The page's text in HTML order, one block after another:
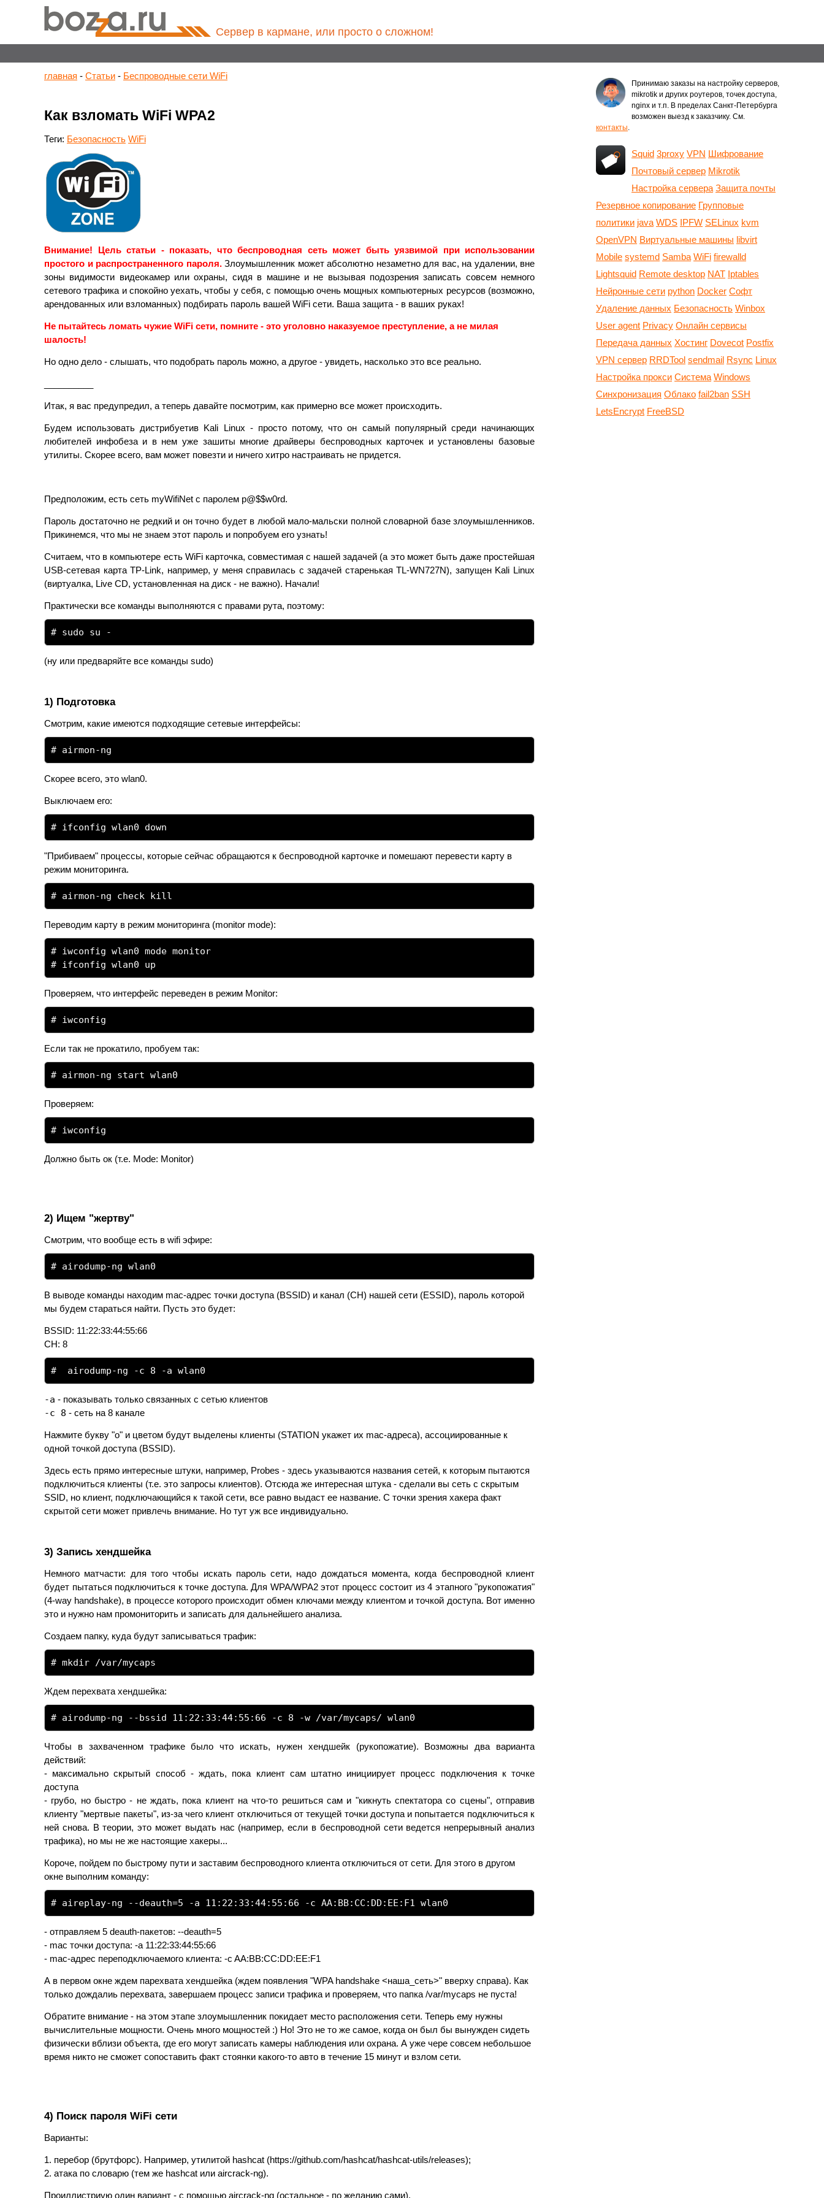
Сервер в кармане, или просто о сложном!
главная - Статьи - Беспроводные сети WiFi
Как взломать WiFi WPA2
Теги: Безопасность WiFi
Внимание!
Цель статьи - показать, что беспроводная сеть может быть уязвимой при использовании
простого и распространенного пароля.Злоумышленник может абсолютно незаметно для вас, на удалении, вне
зоны видимости видеокамер или охраны, сидя в машине и не вызывая подозрения записать совсем немного
сетевого трафика и спокойно уехать, чтобы у себя, с помощью очень мощных компьютерных ресурсов (возможно,
арендованных или взломанных) подбирать пароль вашей WiFi сети. Ваша защита - в ваших руках!
Не пытайтесь ломать чужие WiFi сети, помните - это уголовно наказуемое преступление, а не милая
шалость!
Но одно дело - слышать, что подобрать пароль можно, а другое - увидеть, насколько это все реально.
Итак, я вас предупредил, а теперь давайте посмотрим, как примерно все может происходить.
Будем использовать дистрибуетив Kali Linux - просто потому, что он самый популярный среди начинающих
любителей инфобеза и в нем уже зашиты многие драйверы беспроводных карточек и установлены базовые
утилиты. Скорее всего, вам может повезти и ничего хитро настраивать не придется.
Предположим, есть сеть myWifiNet с паролем p@$$w0rd.
Пароль достаточно не редкий и он точно будет в любой мало-мальски полной словарной базе злоумышленников.
Прикинемся, что мы не знаем этот пароль и попробуем его узнать!
Считаем, что в компьютере есть WiFi карточка, совместимая с нашей задачей (а это может быть даже простейшая
USB-сетевая карта TP-Link, например, у меня справилась с задачей старенькая TL-WN727N), запущен Kali Linux
(виртуалка, Live CD, установленная на диск - не важно). Начали!
Практически все команды выполняются с правами рута, поэтому:
# sudo su -
(ну или предваряйте все команды sudo)
1) Подготовка
Смотрим, какие имеются подходящие сетевые интерфейсы:
# airmon-ng
Скорее всего, это wlan0.
Выключаем его:
# ifconfig wlan0 down
"Прибиваем" процессы, которые сейчас обращаются к беспроводной карточке и помешают перевести карту в
режим мониторинга.
# airmon-ng check kill
Переводим карту в режим мониторинга (monitor mode):
# iwconfig wlan0 mode monitor
# ifconfig wlan0 up
Проверяем, что интерфейс переведен в режим Monitor:
# iwconfig
Если так не прокатило, пробуем так:
# airmon-ng start wlan0
Проверяем:
# iwconfig
Должно быть ок (т.е. Mode: Monitor)
2) Ищем "жертву"
Смотрим, что вообще есть в wifi эфире:
# airodump-ng wlan0
В выводе команды находим mac-адрес точки доступа (BSSID) и канал (CH) нашей сети (ESSID), пароль которой
мы будем стараться найти. Пусть это будет:
BSSID: 11:22:33:44:55:66
CH: 8
# airodump-ng -c 8 -a wlan0
-a - показывать только связанных с сетью клиентов
-с 8 - сеть на 8 канале
Нажмите букву "o" и цветом будут выделены клиенты (STATION укажет их mac-адреса), ассоциированные к
одной точкой доступа (BSSID).
Здесь есть прямо интересные штуки, например, Probes - здесь указываются названия сетей, к которым пытаются
подключиться клиенты (т.е. это запросы клиентов). Отсюда же интересная штука - сделали вы сеть с скрытым
SSID, но клиент, подключающийся к такой сети, все равно выдаст ее название. С точки зрения хакера факт
скрытой сети может привлечь внимание. Но тут уж все индивидуально.
3) Запись хендшейка
Немного матчасти: для того чтобы искать пароль сети, надо дождаться момента, когда беспроводной клиент
будет пытаться подключиться к точке доступа. Для WPA/WPA2 этот процесс состоит из 4 этапного "рукопожатия"
(4-way handshake), в процессе которого происходит обмен ключами между клиентом и точкой доступа. Вот именно
это и нужно нам промониторить и записать для дальнейшего анализа.
Создаем папку, куда будут записываться трафик:
# mkdir /var/mycaps
Ждем перехвата хендшейка:
# airodump-ng --bssid 11:22:33:44:55:66 -c 8 -w /var/mycaps/ wlan0
Чтобы в захваченном трафике было что искать, нужен хендшейк (рукопожатие). Возможны два варианта
действий:
- максимально скрытый способ - ждать, пока клиент сам штатно инициирует процесс подключения к точке
доступа
- грубо, но быстро - не ждать, пока клиент на что-то решиться сам и "кикнуть спектатора со сцены", отправив
клиенту "мертвые пакеты", из-за чего клиент отключиться от текущей точки доступа и попытается подключиться к
ней снова. В теории, это может выдать нас (например, если в беспроводной сети ведется непрерывный анализ
трафика), но мы не же настоящие хакеры...
Короче, пойдем по быстрому пути и заставим беспроводного клиента отключиться от сети. Для этого в другом
окне выполним команду:
# aireplay-ng --deauth=5 -a 11:22:33:44:55:66 -c AA:BB:CC:DD:EE:F1 wlan0
- отправляем 5 deauth-пакетов: --deauth=5
- mac точки доступа: -a 11:22:33:44:55:66
- mac-адрес переподключаемого клиента: -c AA:BB:CC:DD:EE:F1
А в первом окне ждем парехвата хендшейка (ждем появления "WPA handshake <наша_сеть>" вверху справа). Как
только дождалиь перехвата, завершаем процесс записи трафика и проверяем, что папка /var/mycaps не пуста!
Обратите внимание - на этом этапе злоумышленник покидает место расположения сети. Теперь ему нужны
вычислительные мощности. Очень много мощностей :) Но! Это не то же самое, когда он был бы вынужден сидеть
физически вблизи объекта, где его могут записать камеры наблюдения или охрана. А уже чере совсем небольшое
время никто не сможет сопоставить факт стоянки какого-то авто в течение 15 минут и взлом сети.
4) Поиск пароля WiFi сети
Варианты:
1. перебор (брутфорс). Например, утилитой hashcat (https://github.com/hashcat/hashcat-utils/releases);
2. атака по словарю (тем же hashcat или aircrack-ng).
Проиллистриую один вариант - с помощью aircrack-ng (остальное - по желанию сами).
Принимаю заказы на настройку серверов,
mikrotik и других роутеров, точек доступа,
nginx и т.п. В пределах Санкт-Петербурга
возможен выезд к заказчику. См.
контакты.
Squid 3proxy VPN Шифрование
Почтовый сервер Mikrotik
Настройка сервера Защита почты
Резервное копирование Групповые
политики java WDS IPFW SELinux kvm
OpenVPN Виртуальные машины libvirt
Mobile systemd Samba WiFi firewalld
Lightsquid Remote desktop NAT Iptables
Нейронные сети python Docker Софт
Удаление данных Безопасность Winbox
User agent Privacy Онлайн сервисы
Передача данных Хостинг Dovecot Postfix
VPN сервер RRDTool sendmail Rsync Linux
Настройка прокси Система Windows
Синхронизация Облако fail2ban SSH
LetsEncrypt FreeBSD